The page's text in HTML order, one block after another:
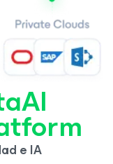
e IA